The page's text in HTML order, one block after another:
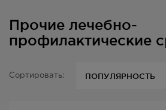
Прочие лечебно-
профилактические
Сортировать: ПОПУЛЯРНОСТЬ